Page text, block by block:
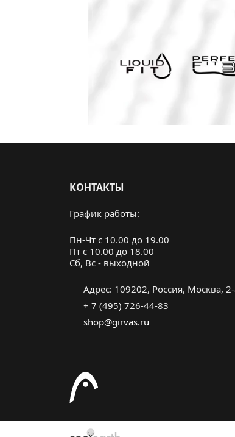
КОНТАКТЫ
График работы:
Пн-Чт с 10.00 до 19.00
Пт с 10.00 до 18.00
Cб, Вс - выходной
Адрес: 109202, Россия, Москва,
+ 7 (495) 726-44-83
shop@girvas.ru